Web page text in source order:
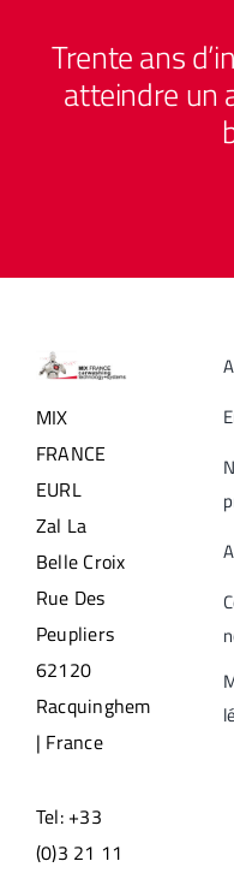
Trente ans
atteindre un
MIX
FRANCE
EURL
Zal La
Belle Croix
Rue Des
Peupliers
62120
Racquinghem
| France
Tel: +33
(0)3 21 11